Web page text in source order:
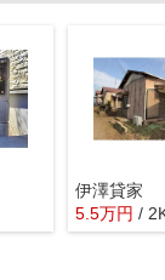
伊澤貸家
5.5万円 /